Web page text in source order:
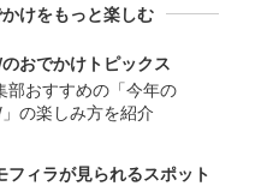
けをもっと楽しむ
のおでかけトピックス
部おすすめの「今年の
の楽しみ方を紹介
フィラが見られるスポット